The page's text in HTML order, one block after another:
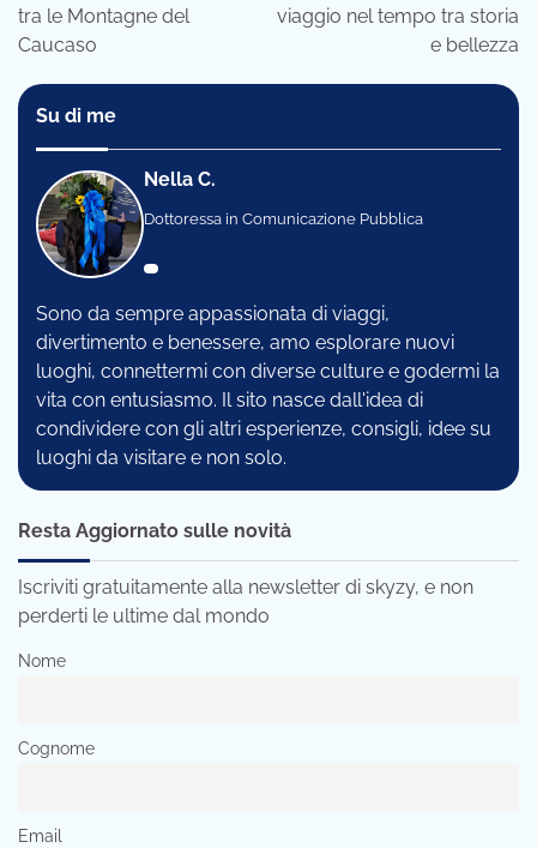
tra le Montagne del
Caucaso
viaggio nel tempo tra storia
e bellezza
Su di me
Nella C.
Dottoressa in Comunicazione Pubblica
Sono da sempre appassionata di viaggi,
divertimento e benessere, amo esplorare nuovi
luoghi, connettermi con diverse culture e godermi la
vita con entusiasmo. Il sito nasce dall'idea di
condividere con gli altri esperienze, consigli, idee su
luoghi da visitare e non solo.
Resta Aggiornato sulle novità
Iscriviti gratuitamente alla newsletter di skyzy, e non
perderti le ultime dal mondo
Nome
Cognome
Email